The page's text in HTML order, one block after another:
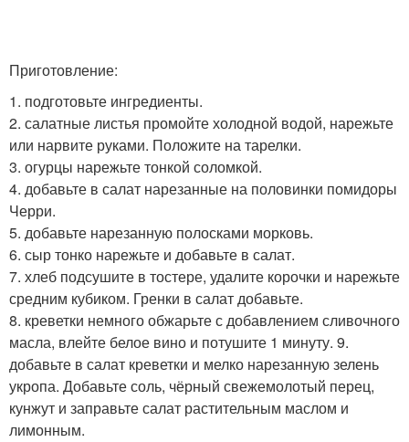
Приготовление:
1. подготовьте ингредиенты.
2. салатные листья промойте холодной водой, нарежьте
или нарвите руками. Положите на тарелки.
3. огурцы нарежьте тонкой соломкой.
4. добавьте в салат нарезанные на половинки помидоры
Черри.
5. добавьте нарезанную полосками морковь.
6. сыр тонко нарежьте и добавьте в салат.
7. хлеб подсушите в тостере, удалите корочки и нарежьте
средним кубиком. Гренки в салат добавьте.
8. креветки немного обжарьте с добавлением сливочного
масла, влейте белое вино и потушите 1 минуту. 9.
добавьте в салат креветки и мелко нарезанную зелень
укропа. Добавьте соль, чёрный свежемолотый перец,
кунжут и заправьте салат растительным маслом и
лимонным.